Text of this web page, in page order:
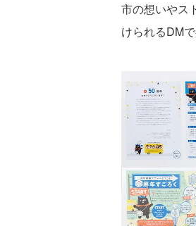
市の想いやス
けられるDM